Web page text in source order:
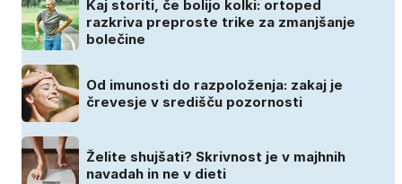
Kaj storiti, če bolijo kolki: ortoped
razkriva preproste trike za zmanjšanje
bolečine
Od imunosti do razpoloženja: zakaj je
črevesje v središču pozornosti
Želite shujšati? Skrivnost je v majhnih
navadah in ne v dieti